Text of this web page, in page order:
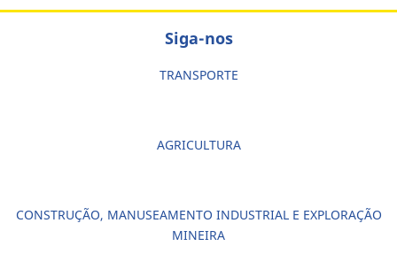
Siga-nos
TRANSPORTE
AGRICULTURA
CONSTRUÇÃO, MANUSEAMENTO INDUSTRIAL E EXPLORAÇÃO
MINEIRA